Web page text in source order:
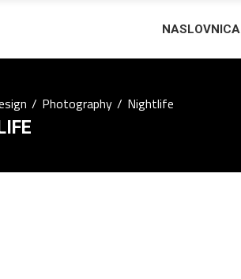
NASLOVNICA
/Photography/Nightlife